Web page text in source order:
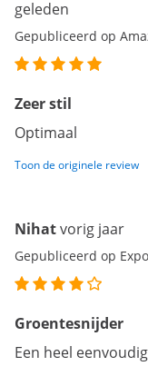
geleden
Gepubliceerd op
Zeer stil
Optimaal
Toon de originele review
Nihatvorig jaar
Gepubliceerd op
Groentesnijder
Een heel